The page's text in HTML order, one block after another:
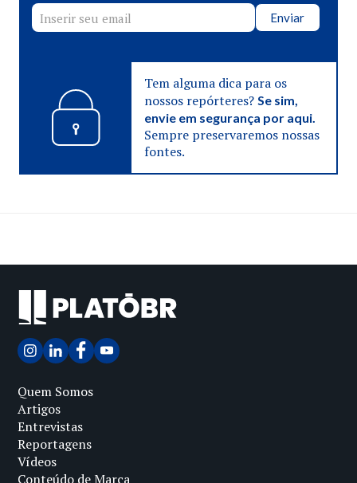
Enviar
Tem alguma dica para os
nossos repórteres? Se sim,
envie em segurança por aqui.
Sempre preservaremos nossas
fontes.
Quem Somos
Artigos
Entrevistas
Reportagens
Vídeos
Conteúdo de Marca